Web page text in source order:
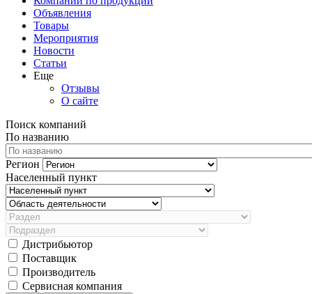
Объявления
Товары
Мероприятия
Новости
Статьи
Еще
Отзывы
О сайте
Поиск компаний
По названию
Регион
Населенный пункт
Дистрибьютор
Поставщик
Производитель
Сервисная компания